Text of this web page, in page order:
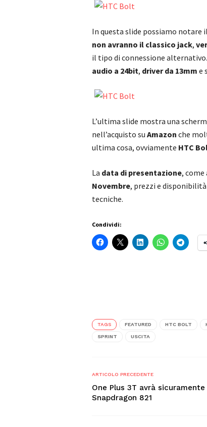
In questa slide possiamo notare
non avranno il classico jack,
il tipo di connessione
audio a 24bit, driver da 13mm e
L’ultima slide mostra una
nell’acquisto su Amazon che
ultima cosa, ovviamente HTC
La data di presentazione,
Novembre, prezzi e
tecniche.
Condividi:
TAGS FEATURED HTC BOLT
SPRINT USCITA
ARTICOLO PRECEDENTE
One Plus 3T avrà sicuramente
Snapdragon 821